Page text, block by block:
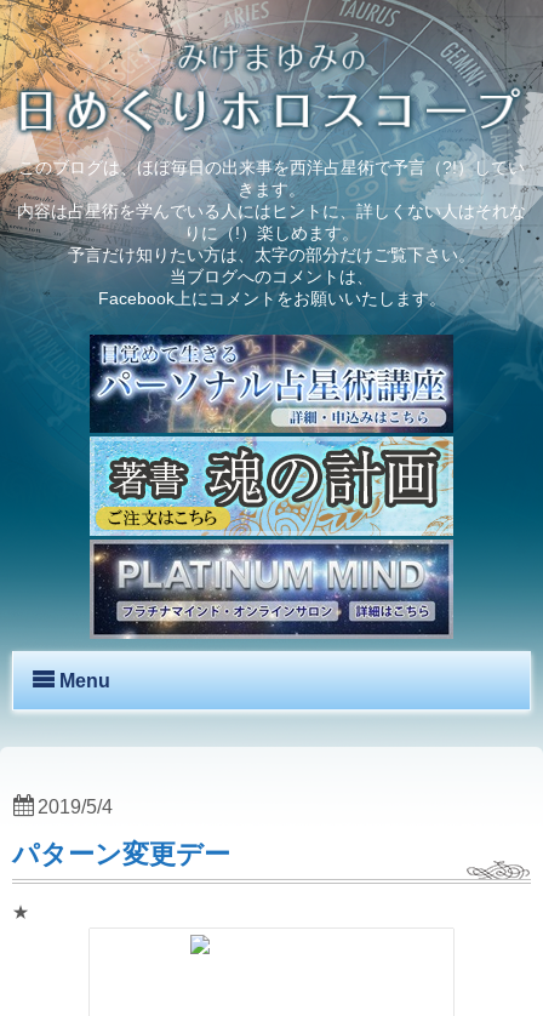
このブログは、ほぼ毎日の出来事を西洋占星術で予言（?!）してい
きます。
内容は占星術を学んでいる人にはヒントに、詳しくない人はそれな
りに（!）楽しめます。
予言だけ知りたい方は、太字の部分だけご覧下さい。
当ブログへのコメントは、
Facebook上にコメントをお願いいたします。
Menu
パターン変更デー
★
2019/5/4